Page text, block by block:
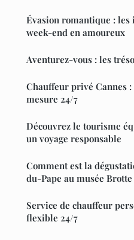
Évasion romantique :
week-end en amoureux
Aventurez-vous : les
Chauffeur privé Cannes
mesure 24/7
Découvrez le tourisme
un voyage responsable
Comment est la
du-Pape au musée Brotte
Service de chauffeur
flexible 24/7